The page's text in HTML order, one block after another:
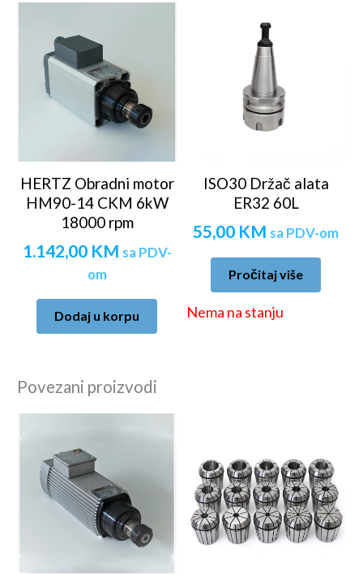
HERTZ Obradni motor
HM90-14 CKM 6kW
18000 rpm
1.142,00 KM sa PDV-
om
Dodaj u korpu
ISO30 Držač alata
ER32 60L
55,00 KM sa PDV-om
Pročitaj više
Nema na stanju
Povezani proizvodi